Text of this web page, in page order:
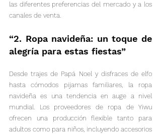
las diferentes preferencias del mercado y a los
canales de venta.
“2. Ropa navideña: un toque de
alegría para estas fiestas”
Desde trajes de Papá Noel y disfraces de elfo
hasta cómodos pijamas familiares, la ropa
navideña es una tendencia en auge a nivel
mundial. Los proveedores de ropa de Yiwu
ofrecen una producción flexible tanto para
adultos como para niños, incluyendo accesorios